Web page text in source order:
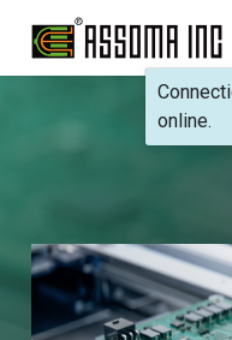
首页
online.